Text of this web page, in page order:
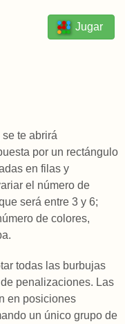
Jugar
te abrirá
por un rectángulo
en filas y
el número de
será entre 3 y 6;
de colores,
todas las burbujas
penalizaciones. Las
en posiciones
un único grupo de